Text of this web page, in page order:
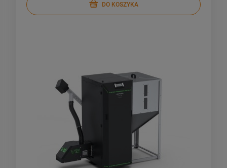
DO KOSZYKA